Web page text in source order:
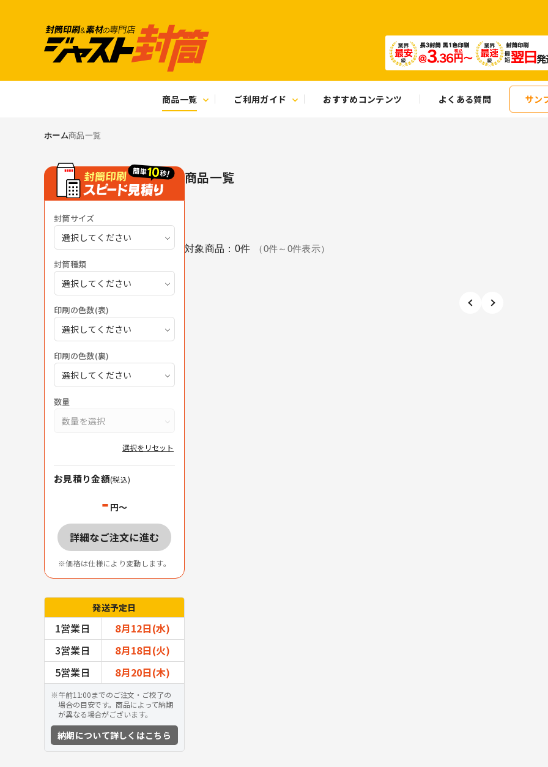
商品一覧 ご利用ガイド おすすめコンテンツ よくある質問 サン
ホーム商品一覧
封筒サイズ
選択してください
封筒種類
選択してください
印刷の色数(表)
選択してください
印刷の色数(裏)
選択してください
数量
数量を選択
選択をリセット
お見積り金額(税込)
- 円～
詳細なご注文に進む
価格は仕様により変動します。
発送予定日
1営業日
8月12日(水)
3営業日
8月18日(火)
5営業日
8月20日(木)
午前11:00までのご注文・ご校了の
場合の目安です。商品によって納期
が異なる場合がございます。
納期について詳しくはこちら
商品一覧
対象商品： 0件 （0件～ 0件表示）